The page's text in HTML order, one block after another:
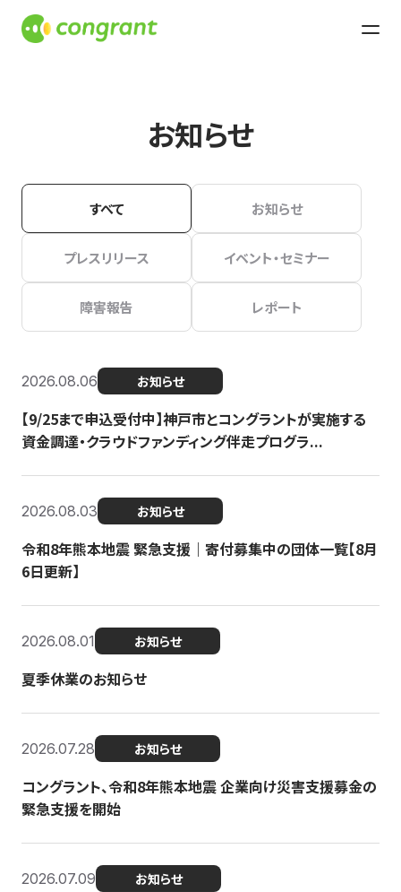
お知らせ
すべて お知らせ
プレスリリース イベント・セミナー
障害報告 レポート
2026.08.06 お知らせ
【9/25まで申込受付中】神戸市とコングラントが実施する
資金調達・クラウドファンディング伴走プログラ...
2026.08.03 お知らせ
令和8年熊本地震 緊急支援｜寄付募集中の団体一覧【8月
6日更新】
2026.08.01 お知らせ
夏季休業のお知らせ
2026.07.28 お知らせ
コングラント、令和8年熊本地震 企業向け災害支援募金の
緊急支援を開始
2026.07.09 お知らせ